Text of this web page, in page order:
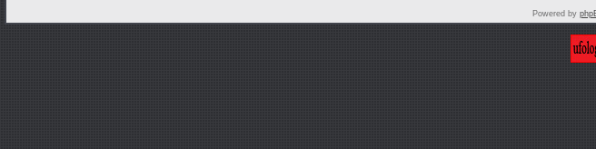
Powered by